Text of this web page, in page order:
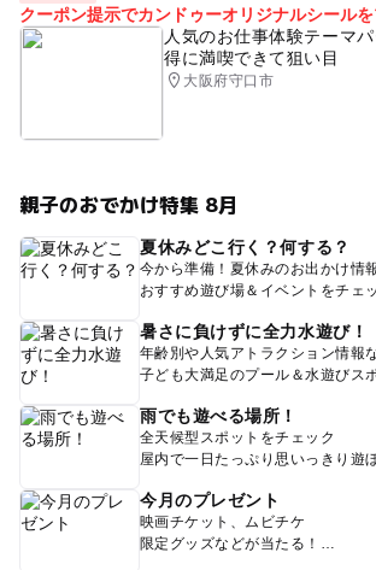
クーポン提示でカンドゥーオリジナルシールを
人気のお仕事体験テーマ
得に満喫できて狙い目
大阪府守口市
親子のおでかけ特集 8月
夏休みどこ行く？何する？
今から準備！夏休みのお出かけ情
おすすめ遊び場＆イベントをチェ
暑さに負けずに全力水遊び！
年齢別や人気アトラクション情報
子ども大満足のプール＆水遊びス
雨でも遊べる場所！
全天候型スポットをチェック
屋内で一日たっぷり思いっきり遊
今月のプレゼント
映画チケット、ムビチケ
限定グッズなどが当たる！